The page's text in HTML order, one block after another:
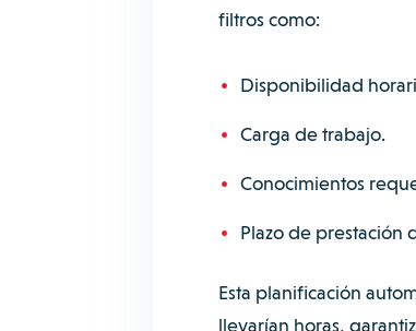
filtros como:
Disponibilidad
Carga de trabajo.
Conocimientos
Plazo de prestación
Esta planificación
llevarían horas,